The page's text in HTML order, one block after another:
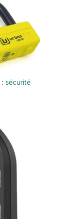
: sécurité